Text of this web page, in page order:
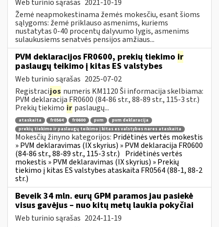
Web turinio sąrašas 2021-10-19
Žemė neapmokestinama žemės mokesčiu, esant šioms
sąlygoms: žemė priklauso asmenims, kuriems
nustatytas 0-40 procentų dalyvumo lygis, asmenims
sulaukusiems senatvės pensijos amžiaus...
PVM deklaracijos FR0600, prekių tiekimo ir
paslaugų teikimo į kitas ES valstybes
Web turinio sąrašas 2025-07-02
Registracijos numeris KM1120 Ši informacija skelbiama:
PVM deklaracija FR0600 (84-86 str., 88-89 str., 115-3 str.)
Prekių tiekimo ir paslaugų...
ataskaita fr0564 fr0600 pvm
pvm deklaracija
prekių tiekimo ir paslaugų teikimo į kitas es valstybes nares ataskaita
Mokesčių žinyno kategorijos: Pridėtinės vertės mokestis
» PVM deklaravimas (IX skyrius) » PVM deklaracija FR0600
(84-86 str., 88-89 str., 115-3 str.) Pridėtinės vertės
mokestis » PVM deklaravimas (IX skyrius) » Prekių
tiekimo į kitas ES valstybes ataskaita FR0564 (88-1, 88-2
str.)
Beveik 34 mln. eurų GPM paramos jau pasiekė
visus gavėjus – nuo kitų metų laukia pokyčiai
Web turinio sąrašas 2024-11-19